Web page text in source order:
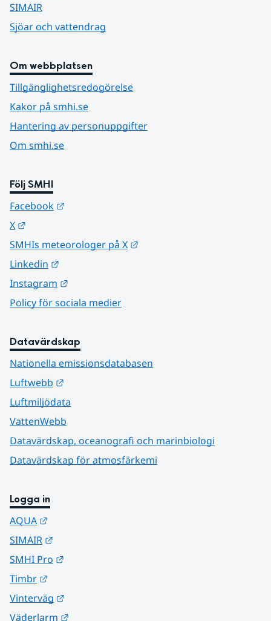
SIMAIR
Sjöar och vattendrag
Om webbplatsen
Tillgänglighetsredogörelse
Kakor på smhi.se
Hantering av personuppgifter
Om smhi.se
Följ SMHI
Facebook
X
SMHIs meteorologer på X
Linkedin
Instagram
Policy för sociala medier
Datavärdskap
Nationella emissionsdatabasen
Luftwebb
Luftmiljödata
VattenWebb
Datavärdskap, oceanografi och marinbiologi
Datavärdskap för atmosfärkemi
Logga in
AQUA
SIMAIR
SMHI Pro
Timbr
Vinterväg
Väderlarm